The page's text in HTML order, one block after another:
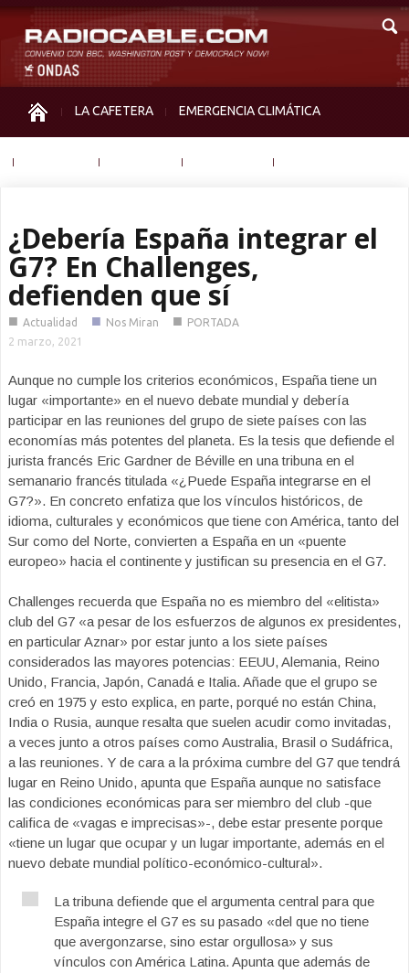
LA CAFETERA EMERGENCIA CLIMÁTICA
¿Debería España integrar el
G7? En Challenges,
defienden que sí
■ Actualidad ■ Nos Miran ■ PORTADA
2 marzo, 2021
Aunque no cumple los criterios económicos, España tiene un
lugar «importante» en el nuevo debate mundial y debería
participar en las reuniones del grupo de siete países con las
economías más potentes del planeta. Es la tesis que defiende el
jurista francés Eric Gardner de Béville en una tribuna en el
semanario francés titulada «¿Puede España integrarse en el
G7?». En concreto enfatiza que los vínculos históricos, de
idioma, culturales y económicos que tiene con América, tanto del
Sur como del Norte, convierten a España en un «puente
europeo» hacia el continente y justifican su presencia en el G7.
Challenges recuerda que España no es miembro del «elitista»
club del G7 «a pesar de los esfuerzos de algunos ex presidentes,
en particular Aznar» por estar junto a los siete países
considerados las mayores potencias: EEUU, Alemania, Reino
Unido, Francia, Japón, Canadá e Italia. Añade que el grupo se
creó en 1975 y esto explica, en parte, porqué no están China,
India o Rusia, aunque resalta que suelen acudir como invitadas,
a veces junto a otros países como Australia, Brasil o Sudáfrica,
a las reuniones. Y de cara a la próxima cumbre del G7 que tendrá
lugar en Reino Unido, apunta que España aunque no satisface
las condiciones económicas para ser miembro del club -que
califica de «vagas e imprecisas»-, debe estar presente porque
«tiene un lugar que ocupar y un lugar importante, además en el
nuevo debate mundial político-económico-cultural».
La tribuna defiende que el argumenta central para que
España integre el G7 es su pasado «del que no tiene
que avergonzarse, sino estar orgullosa» y sus
vínculos con América Latina. Apunta que además de